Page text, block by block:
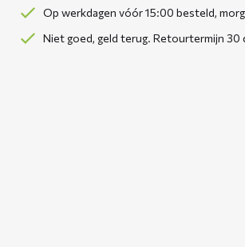
Op werkdagen vóór 15:00 besteld,
Niet goed, geld terug. Retourtermijn 30